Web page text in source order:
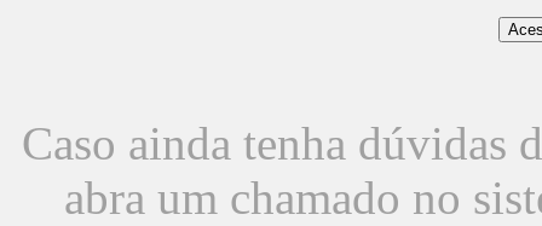
Caso ainda tenha dúvidas
abra um chamado no